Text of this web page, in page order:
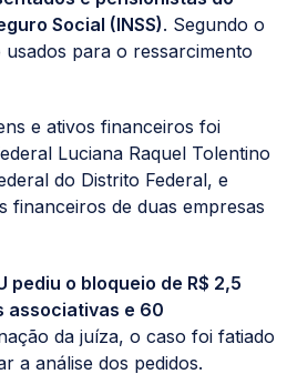
Social (INSS). Segundo o
para o ressarcimento
e ativos financeiros foi
Luciana Raquel Tolentino
do Distrito Federal, e
financeiros de duas empresas
pediu o bloqueio de R$ 2,5
associativas e 60
da juíza, o caso foi fatiado
a análise dos pedidos.